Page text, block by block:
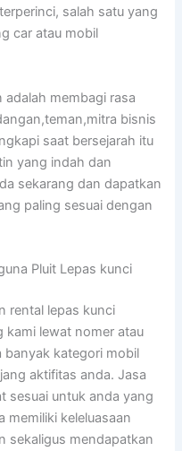
salah satu yang
car atau mobil
adalah membagi rasa
bisnis
saat bersejarah itu
yang indah dan
sekarang dan dapatkan
paling sesuai dengan
Pluit Lepas kunci
rental lepas kunci
kami lewat nomer atau
banyak kategori mobil
aktifitas anda. Jasa
sesuai untuk anda yang
memiliki keleluasaan
sekaligus mendapatkan